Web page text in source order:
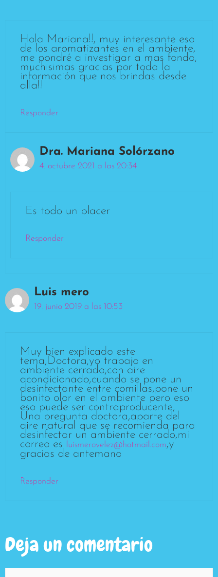
Hola Mariana!!, muy interesante eso
de los aromatizantes en el ambiente,
me pondré a investigar a mas fondo,
muchisimas gracias por toda la
información que nos brindas desde
alla!!
Responder
Dra. Mariana Solórzano
4. octubre 2021 a las 20:34
Es todo un placer
Responder
Luis mero
19. junio 2019 a las 10:53
Muy bien explicado este
tema,Doctora,yo trabajo en
ambiente cerrado,con aire
acondicionado,cuando se pone un
desinfectante entre comillas,pone un
bonito olor en el ambiente pero eso
eso puede ser contraproducente,
Una pregunta doctora,aparte del
aire natural que se recomienda para
desinfectar un ambiente cerrado,mi
correo es luismerovelez@hotmail.com,y
gracias de antemano
Responder
Deja un comentario